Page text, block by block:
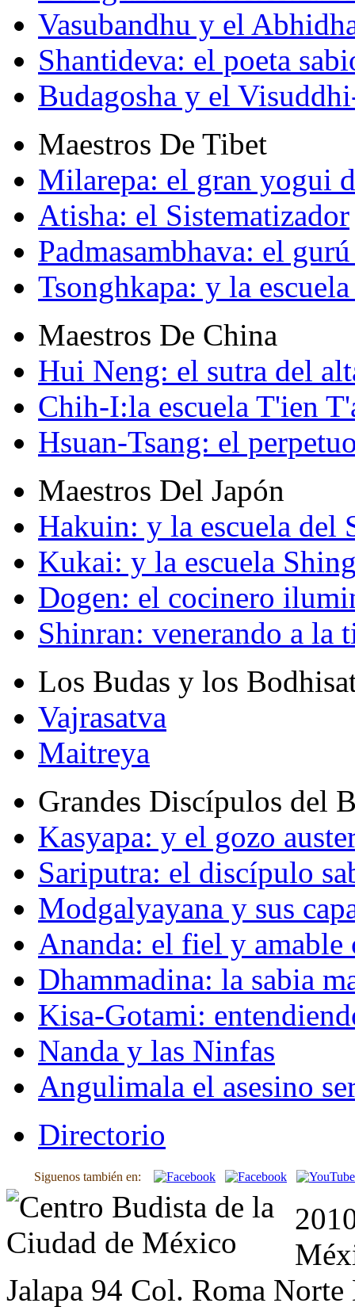
Vasubandhu y el
Shantideva: el poeta
Budagosha y el
Maestros De Tibet
Milarepa: el gran yogui
Atisha: el Sistematizador
Padmasambhava: el
Tsonghkapa: y la
Maestros De China
Hui Neng: el sutra del
Chih-I:la escuela T'ien
Hsuan-Tsang: el
Maestros Del Japón
Hakuin: y la escuela del
Kukai: y la escuela
Dogen: el cocinero
Shinran: venerando a la
Los Budas y los
Vajrasatva
Maitreya
Grandes Discípulos del
Kasyapa: y el gozo
Sariputra: el discípulo
Modgalyayana y sus
Ananda: el fiel y amable
Dhammadina: la sabia
Kisa-Gotami:
Nanda y las Ninfas
Angulimala el asesino
Directorio
Siguenos también en:
Jalapa 94 Col. Roma